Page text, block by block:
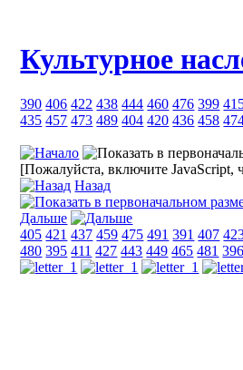
Культурное
390 406 422 438 444 460 476 399
435 457 473 489 404 420 436 458
[Пожалуйста, включите JavaScript,
Назад
Дальше
405 421 437 459 475 491 391 407
480 395 411 427 443 449 465 481 396